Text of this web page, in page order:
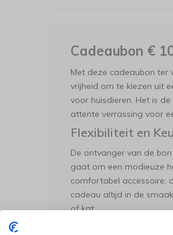
Cadeaubon €
Met deze cadeaubon
vrijheid om te kiezen uit
voor huisdieren. Het is
attente verrassing voor
Flexibiliteit en
De ontvanger van de
gaat om een modieuze
comfortabel accessoire;
cadeau altijd in de
of kat.